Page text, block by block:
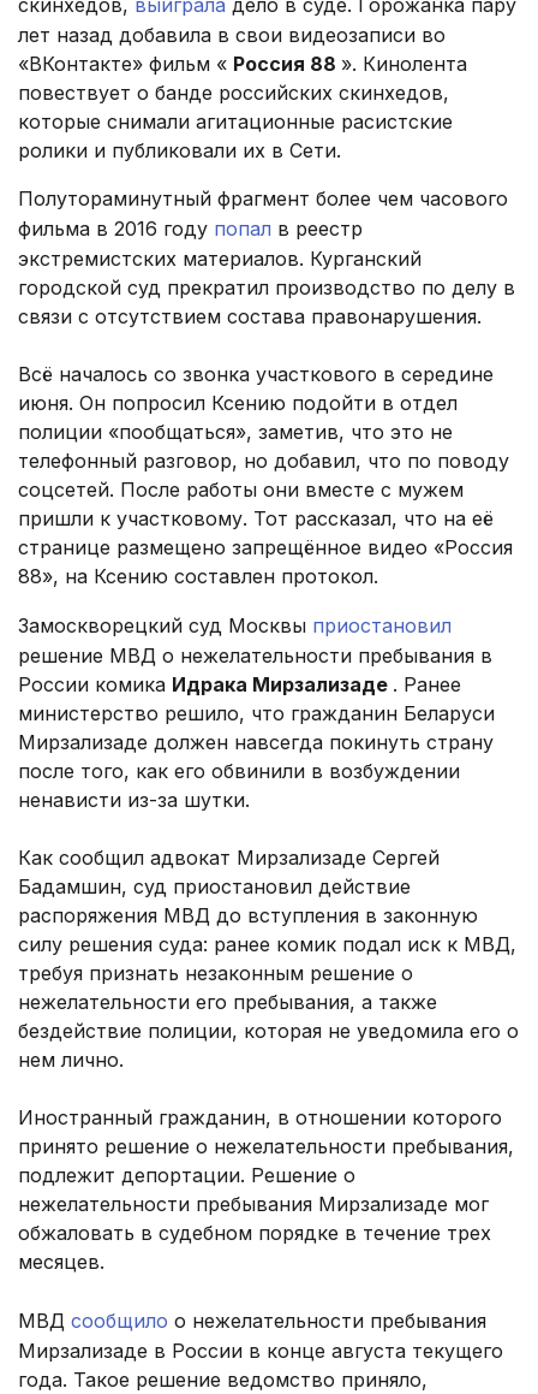
скинхедов, выиграла дело в суде. Горожанка пару
лет назад добавила в свои видеозаписи во
«ВКонтакте» фильм « Россия 88 ». Кинолента
повествует о банде российских скинхедов,
которые снимали агитационные расистские
ролики и публиковали их в Сети.
Полутораминутный фрагмент более чем часового
фильма в 2016 году попал в реестр
экстремистских материалов. Курганский
городской суд прекратил производство по делу в
связи с отсутствием состава правонарушения.
Всё началось со звонка участкового в середине
июня. Он попросил Ксению подойти в отдел
полиции «пообщаться», заметив, что это не
телефонный разговор, но добавил, что по поводу
соцсетей. После работы они вместе с мужем
пришли к участковому. Тот рассказал, что на её
странице размещено запрещённое видео «Россия
88», на Ксению составлен протокол.
Замоскворецкий суд Москвы приостановил
решение МВД о нежелательности пребывания в
России комика Идрака Мирзализаде . Ранее
министерство решило, что гражданин Беларуси
Мирзализаде должен навсегда покинуть страну
после того, как его обвинили в возбуждении
ненависти из-за шутки.
Как сообщил адвокат Мирзализаде Сергей
Бадамшин, суд приостановил действие
распоряжения МВД до вступления в законную
силу решения суда: ранее комик подал иск к МВД,
требуя признать незаконным решение о
нежелательности его пребывания, а также
бездействие полиции, которая не уведомила его о
нем лично.
Иностранный гражданин, в отношении которого
принято решение о нежелательности пребывания,
подлежит депортации. Решение о
нежелательности пребывания Мирзализаде мог
обжаловать в судебном порядке в течение трех
месяцев.
МВД сообщило о нежелательности пребывания
Мирзализаде в России в конце августа текущего
года. Такое решение ведомство приняло,